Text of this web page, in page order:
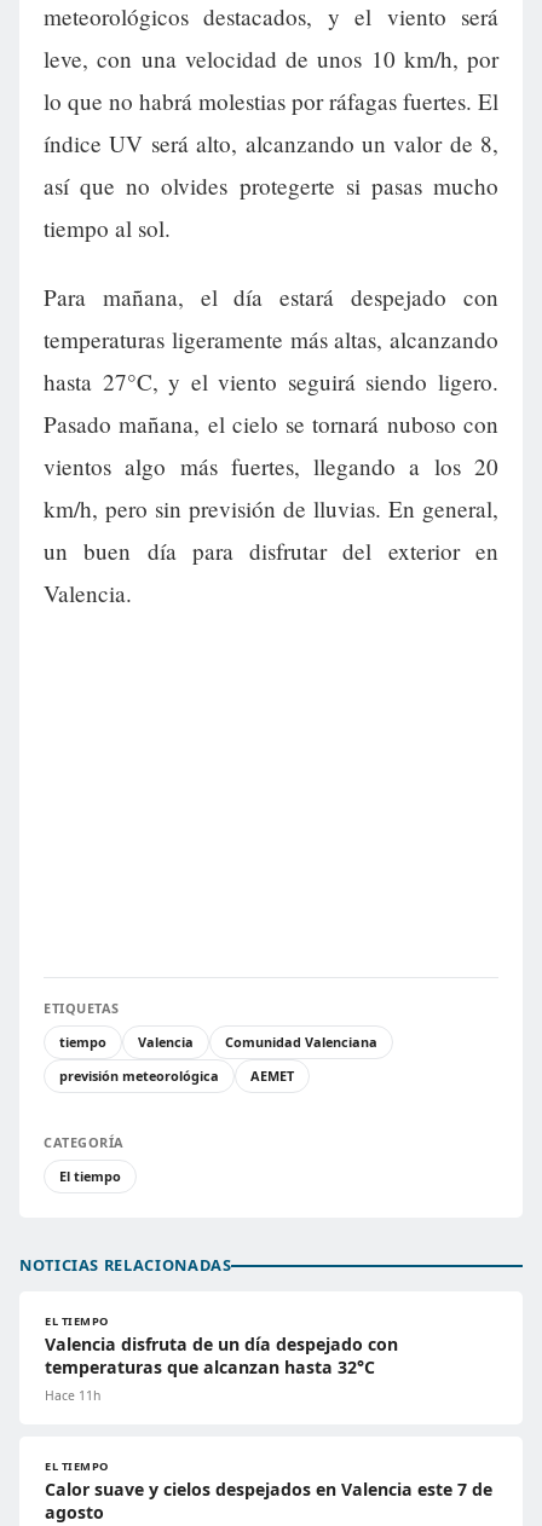
meteorológicos destacados, y el viento será
leve, con una velocidad de unos 10 km/h, por
lo que no habrá molestias por ráfagas fuertes. El
índice UV será alto, alcanzando un valor de 8,
así que no olvides protegerte si pasas mucho
tiempo al sol.
Para mañana, el día estará despejado con
temperaturas ligeramente más altas, alcanzando
hasta 27°C, y el viento seguirá siendo ligero.
Pasado mañana, el cielo se tornará nuboso con
vientos algo más fuertes, llegando a los 20
km/h, pero sin previsión de lluvias. En general,
un buen día para disfrutar del exterior en
Valencia.
ETIQUETAS
tiempo
Valencia
Comunidad Valenciana
previsión meteorológica
AEMET
CATEGORÍA
El tiempo
NOTICIAS RELACIONADAS
EL TIEMPO
Valencia disfruta de un día despejado con
temperaturas que alcanzan hasta 32°C
Hace 11h
EL TIEMPO
Calor suave y cielos despejados en Valencia este 7 de
agosto